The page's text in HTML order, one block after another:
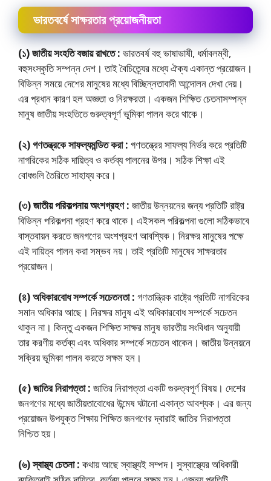
ভারতবর্ষে সাক্ষরতার প্রয়োজনীয়তা
(১) জাতীয় সংহতি বজায় রাখতে : ভারতবর্ষ বহু ভাষাভাষী, ধর্মাবলম্বী,
বহুসংস্কৃতি সম্পন্ন দেশ। তাই বৈচিত্র্যের মধ্যে ঐক্য একান্ত প্রয়োজন।
বিভিন্ন সময়ে দেশের মানুষের মধ্যে বিচ্ছিন্নতাবাদী আন্দোলন দেখা দেয়।
এর প্রধান কারণ হল অজ্ঞতা ও নিরক্ষরতা। একজন শিক্ষিত চেতনাসম্পন্ন
মানুষ জাতীয় সংহতিতে গুরুত্বপূর্ণ ভূমিকা পালন করে থাকে।
(২) গণতন্ত্রকে সাফল্যমন্ডিত করা : গণতন্ত্রের সাফল্য নির্ভর করে প্রতিটি
নাগরিকের সঠিক দায়িত্ব ও কর্তব্য পালনের উপর। সঠিক শিক্ষা এই
বােধগুলি তৈরিতে সাহায্য করে।
(৩) জাতীয় পরিকল্পনায় অংশগ্রহণ : জাতীয় উন্নয়নের জন্য প্রতিটি রাষ্ট্র
বিভিন্ন পরিকল্পনা গ্রহণ করে থাকে। এইসকল পরিকল্পনা গুলো সঠিকভাবে
বাস্তবায়ন করতে জনগণের অংশগ্রহণ আবশ্যিক। নিরক্ষর মানুষের পক্ষে
এই দায়িত্ব পালন করা সম্ভব নয়। তাই প্রতিটি মানুষের সাক্ষরতার
প্রয়োজন।
(৪) অধিকারবোধ সম্পর্কে সচেতনতা : গণতান্ত্রিক রাষ্ট্রে প্রতিটি নাগরিকের
সমান অধিকার আছে। নিরক্ষর মানুষ এই অধিকারবোধ সম্পর্কে সচেতন
থাকুন না। কিন্তু একজন শিক্ষিত সাক্ষর মানুষ ভারতীয় সংবিধান অনুযায়ী
তার করণীয় কর্তব্য এবং অধিকার সম্পর্কে সচেতন থাকেন। জাতীয় উন্নয়নে
সক্রিয় ভূমিকা পালন করতে সক্ষম হন।
(৫) জাতির নিরাপত্তা : জাতির নিরাপত্তা একটি গুরুত্বপূর্ণ বিষয়। দেশের
জনগণের মধ্যে জাতীয়তাবোধের উন্মেষ ঘটানো একান্ত আবশ্যক। এর জন্য
প্রয়োজন উপযুক্ত শিক্ষায় শিক্ষিত জনগণের দ্বারাই জাতির নিরাপত্তা
নিশ্চিত হয়।
(৬) স্বাস্থ্য চেতনা : কথায় আছে স্বাস্থ্যই সম্পদ। সুস্বাস্থ্যের অধিকারী